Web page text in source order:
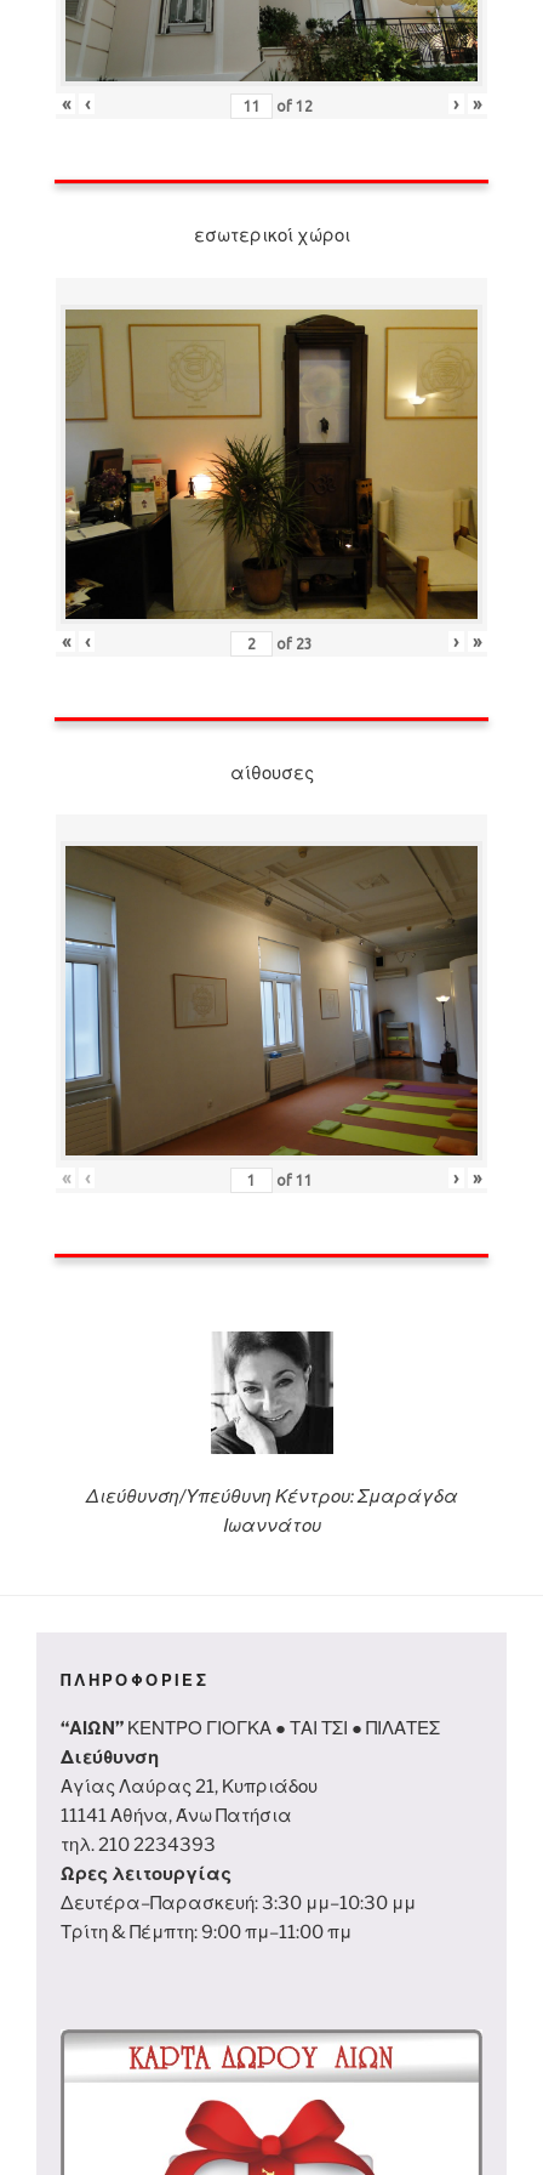
« ‹ of 12 › »
εσωτερικοί χώροι
« ‹ of 23 › »
αίθουσες
« ‹ of 11 › »
Διεύθυνση/Υπεύθυνη Κέντρου: Σμαράγδα
Ιωαννάτου
ΠΛΗΡΟΦΟΡΙΕΣ
“ΑΙΩΝ” ΚΕΝΤΡΟ ΓΙΟΓΚΑ ● ΤΑΙ ΤΣΙ ● ΠΙΛΑΤΕΣ
Διεύθυνση
Αγίας Λαύρας 21, Κυπριάδου
11141 Αθήνα, Άνω Πατήσια
τηλ. 210 2234393
Ωρες λειτουργίας
Δευτέρα–Παρασκευή: 3:30 μμ–10:30 μμ
Τρίτη & Πέμπτη: 9:00 πμ–11:00 πμ